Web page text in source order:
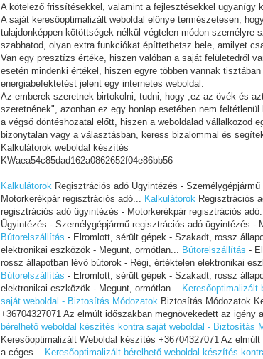
A kötelező frissítésekkel, valamint a fejlesztésekkel ugyanígy
A saját keresőoptimalizált weboldal előnye természetesen,
tulajdonképpen kötöttségek nélkül végtelen módon személyre
szabhatod, olyan extra funkciókat építtethetsz bele, amilyet
Van egy presztízs értéke, hiszen valóban a saját felületedről
esetén mindenki értékel, hiszen egyre többen vannak
energiabefektetést jelent egy internetes weboldal.
Az emberek szeretnek birtokolni, tudni, hogy „ez az övék és
szeretnének", azonban ez egy honlap esetében nem
a végső döntéshozatal előtt, hiszen a weboldalad vállalkozod
bizonytalan vagy a választásban, keress bizalommal és
Kalkulátorok weboldal készítés
KWaea54c85dad162a0862652f04e86bb56
Kalkulátorok Regisztrációs adó Ügyintézés -
Motorkerékpár regisztrációs adó... Kalkulátorok Regisztrációs
regisztrációs adó ügyintézés - Motorkerékpár regisztrációs
Ügyintézés - Személygépjármű regisztrációs adó ügyintézés -
Bútorelszállítás - Elromlott, sérült gépek - Szakadt, rossz
elektronikai eszközök - Megunt, ormótlan... Bútorelszállítás -
rossz állapotban lévő bútorok - Régi, értéktelen elektronikai
Bútorelszállítás - Elromlott, sérült gépek - Szakadt, rossz
elektronikai eszközök - Megunt, ormótlan... Keresőoptimalizált
saját weboldal - Biztosítás Módozatok Biztosítás Módozatok
+36704327071 Az elmúlt időszakban megnövekedett az igény
bérelhető weboldal készítés kontra saját weboldal - Biztosítás
Keresőoptimalizált Weboldal készítés +36704327071 Az
a céges... Keresőoptimalizált bérelhető weboldal készítés